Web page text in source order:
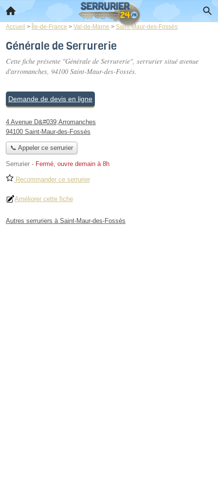
Accueil > Île-de-France > Val-de-Marne > Saint-Maur-des-Fossés
Générale de Serrurerie
Cette fiche présente "Générale de Serrurerie", serrurier situé avenue
d'arromanches, 94100 Saint-Maur-des-Fossés.
Demande de devis en ligne
4 Avenue D&#039;Arromanches
94100 Saint-Maur-des-Fossés
📞 Appeler ce serrurier
Serrurier - Fermé, ouvre demain à 8h
Recommander ce serrurier
Améliorer cette fiche
Autres serruriers à Saint-Maur-des-Fossés